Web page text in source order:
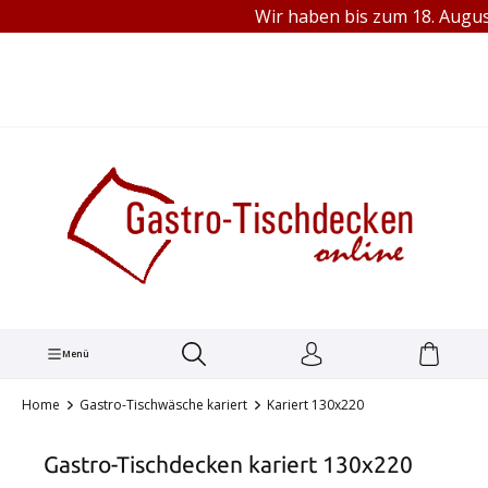
TEL.: +49 (0) 251 1445680
Wir haben bis zum 18.
Menü
Home Gastro-Tischwäsche kariert Kariert 130x220
Gastro-Tischdecken kariert 130x220